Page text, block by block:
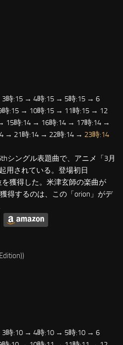
時:15 → 4時:15 → 5時:15 → 6
:15 → 10時:15 → 11時:15 → 12
15時:14 → 16時:14 → 17時:14 →
→ 21時:14 → 22時:14 → 23時:14
シングル表題曲で、アニメ「3月
用されている。登場初日
獲得した。米津玄師の楽曲が
得するのは、この「orion」がデ
時:10 → 4時:10 → 5時:10 → 6